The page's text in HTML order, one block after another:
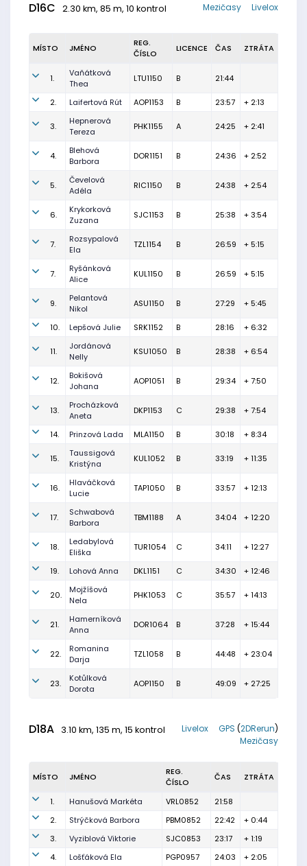
D16C 2.30 km, 85 m, 10 kontrol Livelox
Mezičasy
MÍSTO JMÉNO
REG.
ČÍSLO
LICENCE ČAS ZTRÁTA
1.
Vaňátková
Thea
LTU1150 B 21:44
2. Laifertová Rút AOP1153 B 23:57 + 2:13
3.
Hepnerová
Tereza
PHK1155 A 24:25 + 2:41
4.
Blehová
Barbora
DOR1151 B 24:36 + 2:52
5.
Čevelová
Adéla
RIC1150 B 24:38 + 2:54
6.
Krykorková
Zuzana
SJC1153 B 25:38 + 3:54
7.
Rozsypalová
Ela
TZL1154 B 26:59 + 5:15
7.
Ryšánková
Alice
KUL1150 B 26:59 + 5:15
9.
Pelantová
Nikol
ASU1150 B 27:29 + 5:45
10. Lepšová Julie SRK1152 B 28:16 + 6:32
11.
Jordánová
Nelly
KSU1050 B 28:38 + 6:54
12.
Bokišová
Johana
AOP1051 B 29:34 + 7:50
13.
Procházková
Aneta
DKP1153 C 29:38 + 7:54
14. Prinzová Lada MLA1150 B 30:18 + 8:34
15.
Taussigová
Kristýna
KUL1052 B 33:19 + 11:35
16.
Hlaváčková
Lucie
TAP1050 B 33:57 + 12:13
17.
Schwabová
Barbora
TBM1188 A 34:04 + 12:20
18.
Ledabylová
Eliška
TUR1054 C 34:11 + 12:27
19. Lohová Anna DKL1151 C 34:30 + 12:46
20.
Mojžíšová
Nela
PHK1053 C 35:57 + 14:13
21.
Hamerníková
Anna
DOR1064 B 37:28 + 15:44
22.
Romanina
Darja
TZL1058 B 44:48 + 23:04
23.
Kotůlková
Dorota
AOP1150 B 49:09 + 27:25
D18A 3.10 km, 135 m, 15 kontrol GPS (2DRerun)
Livelox
Mezičasy
MÍSTO JMÉNO
REG.
ČÍSLO
ČAS ZTRÁTA
1. Hanušová Markéta VRL0852
21:58
2.
Strýčková Barbora PBM0852 22:42
+ 0:44
3.
Vyziblová Viktorie SJC0853 23:17
+ 1:19
4.
Lošťáková Ela PGP0957 24:03
+ 2:05